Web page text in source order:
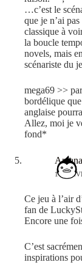
…c’est le
que je n’ai
classique à
la boucle
novels, mais
scénariste du
mega69 >>
bordélique
anglaise
Allez, moi je
fond*
Amana
14
Ce jeu à l’air
fan de
Encore une
C’est
inspirations